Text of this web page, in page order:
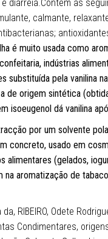
diarreia.Contem as
calmante,
é muito usada como
indústrias
substituída pela vanilina
de origem sintética
isoeugenol dá vanilina
por um solvente
concreto, usado em
alimentares (gelados,
na aromatização de
RIBEIRO, Odete
Condimentares,